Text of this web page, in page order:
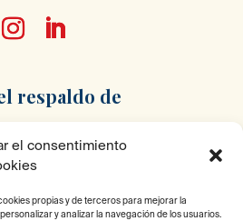
el consentimiento
propias y de terceros para mejorar la
y analizar la navegación de los usuarios.
respaldo de